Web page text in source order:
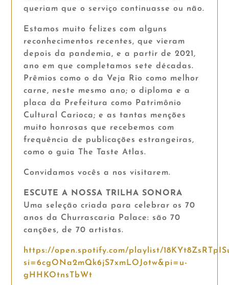
queriam que o serviço continuasse ou não.
Estamos muito felizes com alguns
reconhecimentos recentes, que vieram
depois da pandemia, e a partir de 2021,
ano em que completamos sete décadas.
Prêmios como o da Veja Rio como melhor
carne, neste mesmo ano; o diploma e a
placa da Prefeitura como Patrimônio
Cultural Carioca; e as tantas menções
muito honrosas que recebemos com
frequência de publicações estrangeiras,
como o guia The Taste Atlas.
Convidamos vocês a nos visitarem.
ESCUTE A NOSSA TRILHA SONORA
Uma seleção criada para celebrar os 70
anos da Churrascaria Palace: são 70
canções, de 70 artistas.
https://open.spotify.com/playlist/
si=6cgONa2mQk6jS7xmLOJotw&pi=u-
gHHKOtnsTbWt